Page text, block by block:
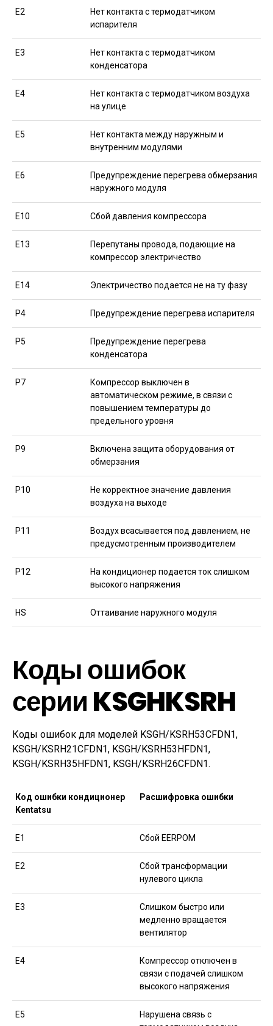
Е2
Нет контакта с термодатчиком
испарителя
Е3
Нет контакта с термодатчиком
конденсатора
Е4
Нет контакта с термодатчиком воздуха
на улице
Е5
Нет контакта между наружным и
внутренним модулями
Е6
Предупреждение перегрева обмерзания
наружного модуля
Е10 Сбой давления компрессора
Е13
Перепутаны провода, подающие на
компрессор электричество
Е14 Электричество подается не на ту фазу
Р4 Предупреждение перегрева испарителя
Р5
Предупреждение перегрева
конденсатора
Р7
Компрессор выключен в
автоматическом режиме, в связи с
повышением температуры до
предельного уровня
Р9
Включена защита оборудования от
обмерзания
Р10
Не корректное значение давления
воздуха на выходе
Р11
Воздух всасывается под давлением, не
предусмотренным производителем
Р12
На кондиционер подается ток слишком
высокого напряжения
НS Оттаивание наружного модуля
Коды ошибок
серии KSGHKSRH
Коды ошибок для моделей KSGH/KSRH53CFDN1,
KSGH/KSRH21CFDN1, KSGH/KSRH53HFDN1,
KSGH/KSRH35HFDN1, KSGH/KSRH26CFDN1.
Код ошибки кондиционер
Kentatsu
Расшифровка ошибки
Е1 Сбой EERPOM
Е2
Сбой трансформации
нулевого цикла
Е3
Слишком быстро или
медленно вращается
вентилятор
Е4
Компрессор отключен в
связи с подачей слишком
высокого напряжения
Е5
Нарушена связь с